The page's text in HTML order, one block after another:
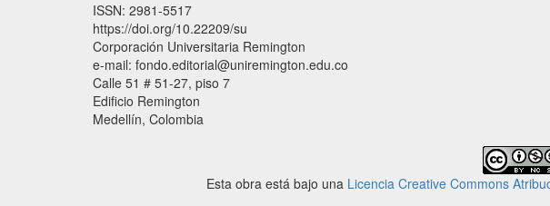
ISSN: 2981-5517
https://doi.org/10.22209/su
Corporación Universitaria Remington
e-mail: fondo.editorial@uniremington.edu.co
Calle 51 # 51-27, piso 7
Edificio Remington
Medellín, Colombia
Esta obra está bajo una Licencia Creative Commons